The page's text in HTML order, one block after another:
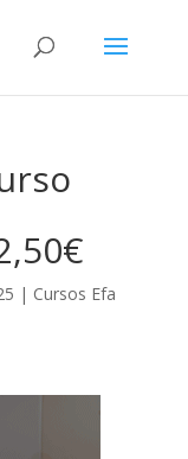
| Cursos Efa